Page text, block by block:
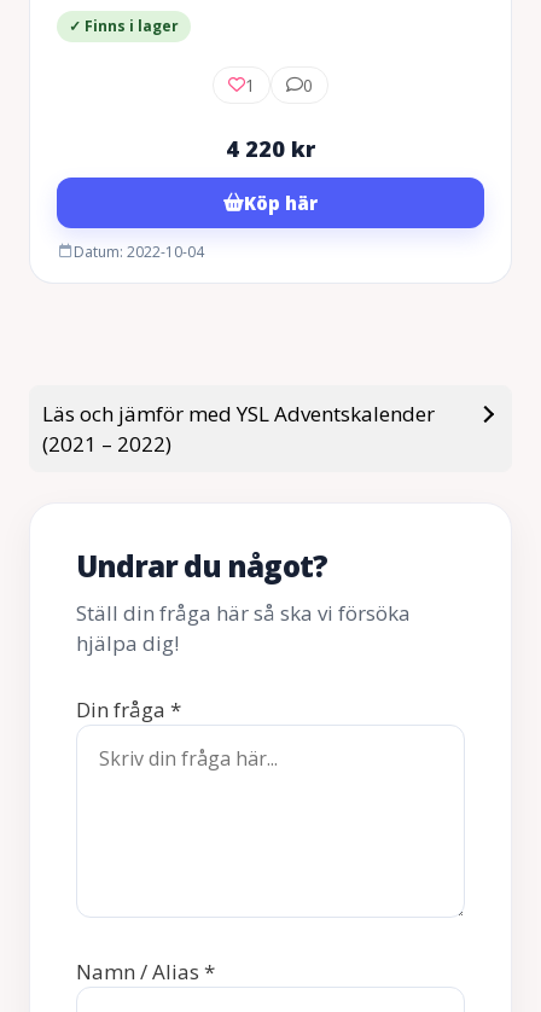
✓ Finns i lager
1 0
4 220 kr
Köp här
Datum: 2022-10-04
Läs och jämför med YSL Adventskalender
(2021 – 2022)
Undrar du något?
Ställ din fråga här så ska vi försöka
hjälpa dig!
Din fråga *
Namn / Alias *